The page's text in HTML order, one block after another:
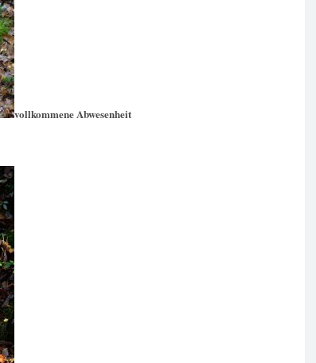
vollkommene Abwesenheit